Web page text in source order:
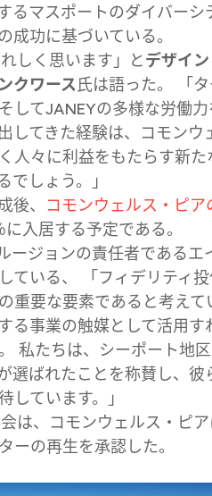
る​マスポートの​ダイバーシ
成功に​基づいている。
しく​思います」とデザイ
クワース 氏は​語った。​
して​JANEYの​多様な​労働
してきた​経験は、​コモンウ
人々に​利益を​もたらす新
でしょう。
後、 コモンウェルス・ピア
入居する​予定である。
ージョンの​責任者である​エ
ている、​
フィデリティ
重要な​要素であると​考えて
る​事業の​触媒と​して​活用す
私たちは、​シーポート地
選ばれた​ことを​称賛し、​彼
しています。
は、​コモンウェルス・ピ
ーの​再生を​承認した。